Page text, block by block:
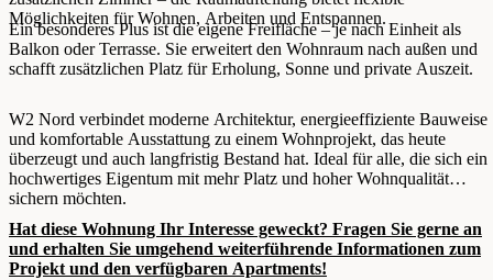
Möglichkeiten für Wohnen, Arbeiten und Entspannen.
Ein besonderes Plus ist die eigene Freifläche – je nach Einheit als
Balkon oder Terrasse. Sie erweitert den Wohnraum nach außen und
schafft zusätzlichen Platz für Erholung, Sonne und private Auszeit.
W2 Nord verbindet moderne Architektur, energieeffiziente Bauweise
und komfortable Ausstattung zu einem Wohnprojekt, das heute
überzeugt und auch langfristig Bestand hat. Ideal für alle, die sich ein
hochwertiges Eigentum mit mehr Platz und hoher Wohnqualität
sichern möchten.
Hat diese Wohnung Ihr Interesse geweckt? Fragen Sie gerne an
und erhalten Sie umgehend weiterführende Informationen zum
Projekt und den verfügbaren Apartments!